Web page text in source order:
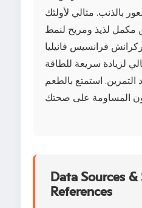
بالذنب. مثالي لأولئك
مكمل لذيذ ومريح لنمط
فرانسيس فانيليا
لزيادة سريعة للطاقة
التمرين. استمتع بالطعم
Data Sources
References